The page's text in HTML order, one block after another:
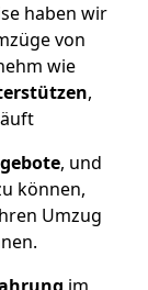
haben wir
von
wie
,
, und
können,
Umzug